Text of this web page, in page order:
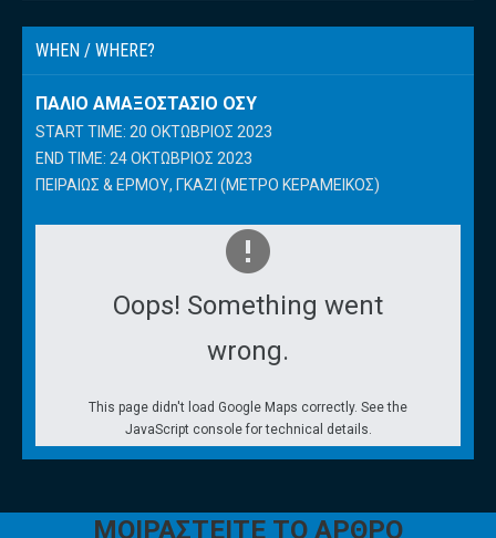
WHEN / WHERE?
ΠΑΛΙΌ ΑΜΑΞΟΣΤΆΣΙΟ ΟΣΥ
START TIME: 20 ΟΚΤΏΒΡΙΟΣ 2023
END TIME: 24 ΟΚΤΏΒΡΙΟΣ 2023
ΠΕΙΡΑΙΏΣ & ΕΡΜΟΎ, ΓΚΆΖΙ (ΜΕΤΡΌ ΚΕΡΑΜΕΙΚΌΣ)
Oops! Something went
wrong.
This page didn't load Google Maps correctly. See the
JavaScript console for technical details.
ΜΟΙΡΑΣΤΕΙΤΕ ΤΟ ΑΡΘΡΟ